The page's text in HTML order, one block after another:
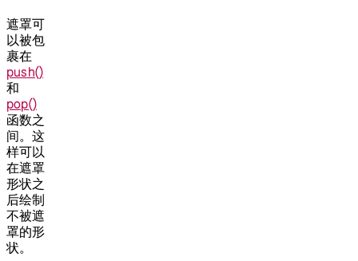
遮罩可
以被包
裹在
push()
和
pop()
函数之
间。这
样可以
在遮罩
形状之
后绘制
不被遮
罩的形
状。